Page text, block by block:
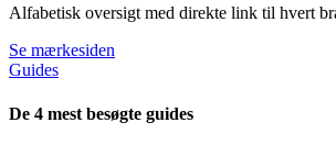
Alfabetisk oversigt med direkte link til hvert
Se mærkesiden
Guides
De 4 mest besøgte guides